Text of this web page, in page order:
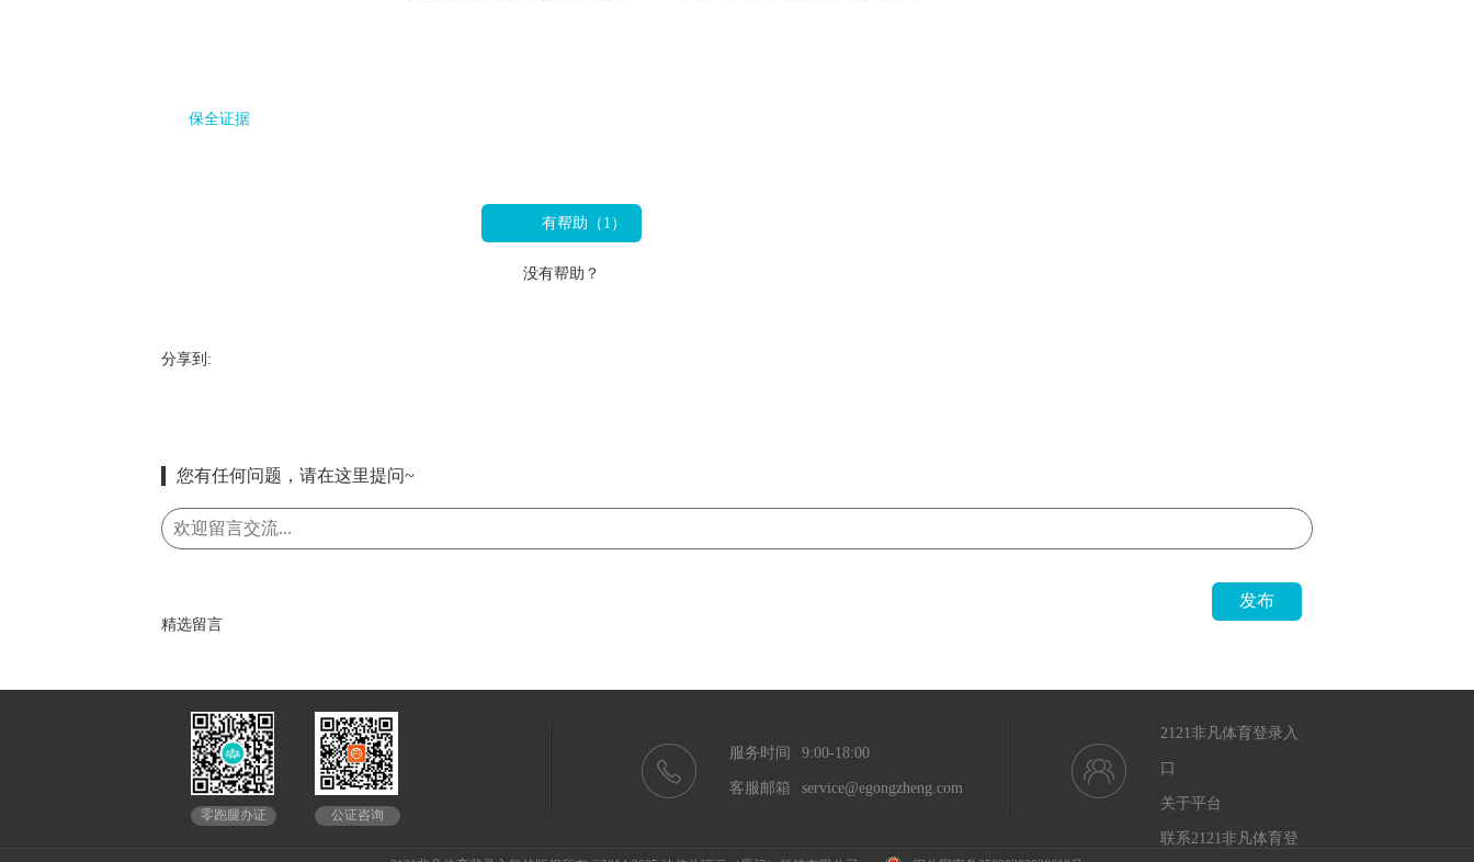
保全证据
有帮助（ 1 ）
没有帮助？
分享到:
您有任何问题，请在这里提问~
发布
精选留言
零跑腿办证 公证咨询
服务时间 9:00-18:00
客服邮箱 service@egongzheng.com
2121非凡体育登录入
口
关于平台
联系2121非凡体育登